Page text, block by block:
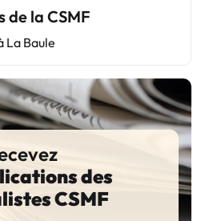
de la CSMF
La Baule
des
CSMF